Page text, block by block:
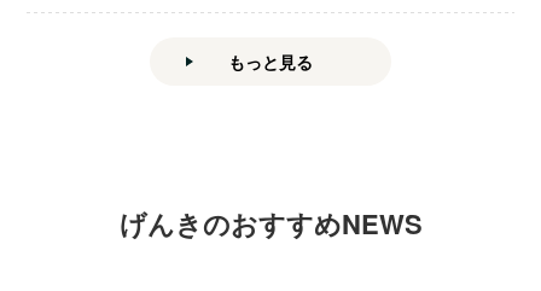
もっと見る
げんきのおすすめNEWS